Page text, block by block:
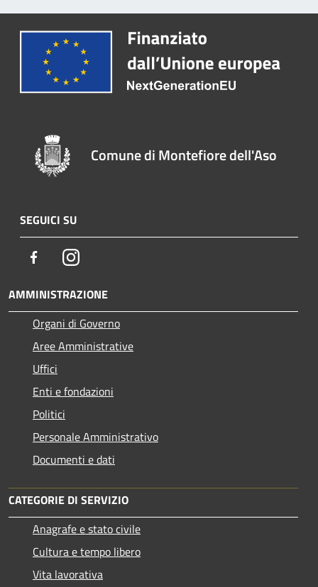
Comune di Montefiore dell'Aso
SEGUICI SU
FacebookInstagram
AMMINISTRAZIONE
Organi di Governo
Aree Amministrative
Uffici
Enti e fondazioni
Politici
Personale Amministrativo
Documenti e dati
CATEGORIE DI SERVIZIO
Anagrafe e stato civile
Cultura e tempo libero
Vita lavorativa